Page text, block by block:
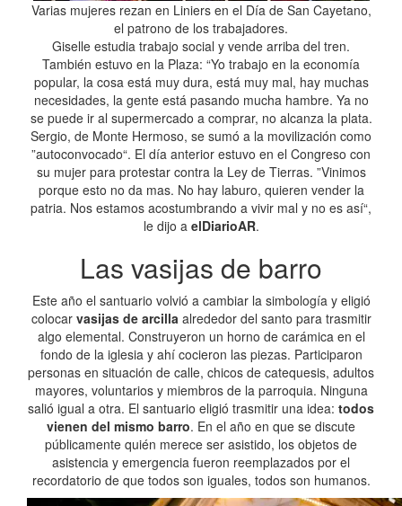
Varias mujeres rezan en Liniers en el Día de San Cayetano,
el patrono de los trabajadores.
Giselle estudia trabajo social y vende arriba del tren.
También estuvo en la Plaza: “Yo trabajo en la economía
popular, la cosa está muy dura, está muy mal, hay muchas
necesidades, la gente está pasando mucha hambre. Ya no
se puede ir al supermercado a comprar, no alcanza la plata.
Sergio, de Monte Hermoso, se sumó a la movilización como
”autoconvocado“. El día anterior estuvo en el Congreso con
su mujer para protestar contra la Ley de Tierras. ”Vinimos
porque esto no da mas. No hay laburo, quieren vender la
patria. Nos estamos acostumbrando a vivir mal y no es así“,
le dijo a elDiarioAR.
Las vasijas de barro
Este año el santuario volvió a cambiar la simbología y eligió
colocar vasijas de arcillaalrededor del santo para trasmitir
algo elemental. Construyeron un horno de carámica en el
fondo de la iglesia y ahí cocieron las piezas. Participaron
personas en situación de calle, chicos de catequesis, adultos
mayores, voluntarios y miembros de la parroquia. Ninguna
salió igual a otra. El santuario eligió trasmitir una idea: todos
vienen del mismo barro. En el año en que se discute
públicamente quién merece ser asistido, los objetos de
asistencia y emergencia fueron reemplazados por el
recordatorio de que todos son iguales, todos son humanos.